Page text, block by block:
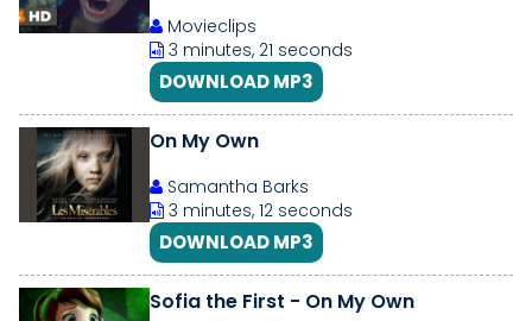
Movieclips
3 minutes, 21 seconds
DOWNLOAD MP3
On My Own
Samantha Barks
3 minutes, 12 seconds
DOWNLOAD MP3
Sofia the First - On My Own